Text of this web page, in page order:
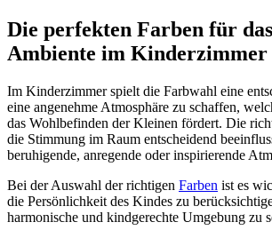
Die perfekten Farben für
Ambiente im Kinderzimmer
Im Kinderzimmer spielt die Farbwahl eine
eine angenehme Atmosphäre zu schaffen,
das Wohlbefinden der Kleinen fördert. Die
die Stimmung im Raum entscheidend
beruhigende, anregende oder inspirierende
Bei der Auswahl der richtigen Farben ist es
die Persönlichkeit des Kindes zu
harmonische und kindgerechte Umgebung zu